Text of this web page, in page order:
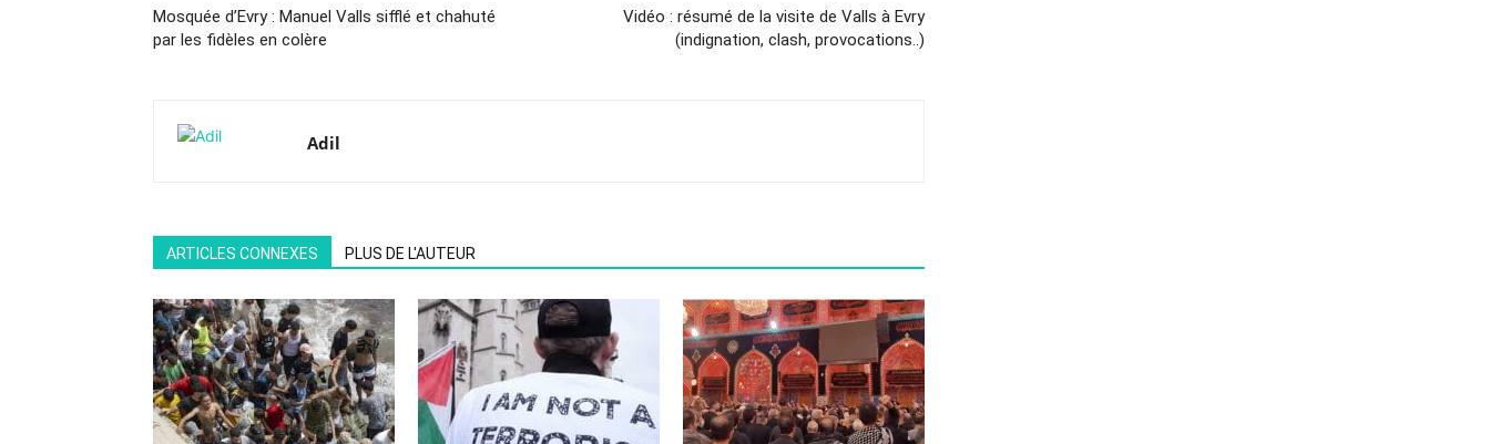
Mosquée d’Evry : Manuel Valls sifflé et chahuté
par les fidèles en colère
Vidéo : résumé de la visite de Valls à Evry
(indignation, clash, provocations..)
Adil
ARTICLES CONNEXES PLUS DE L'AUTEUR